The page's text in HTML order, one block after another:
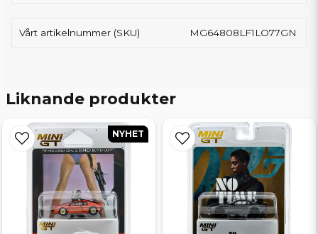
Vårt artikelnummer (SKU) MG64808LF1LO77GN
Liknande produkter
NYHET